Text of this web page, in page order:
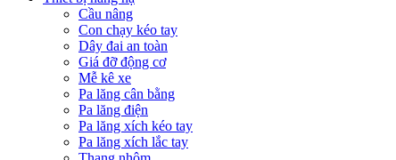
Cầu nâng
Con chạy kéo tay
Dây đai an toàn
Giá đỡ động cơ
Mễ kê xe
Pa lăng cân bằng
Pa lăng điện
Pa lăng xích kéo tay
Pa lăng xích lắc tay